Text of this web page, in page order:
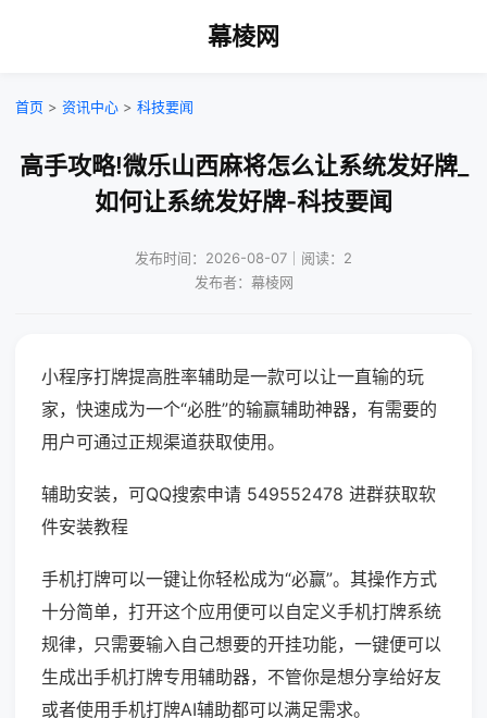
幕棱网
首页 > 资讯中心 > 科技要闻
高手攻略!微乐山西麻将怎么让系统发好牌_
如何让系统发好牌-科技要闻
发布时间：2026-08-07｜阅读：2
发布者：幕棱网
小程序打牌提高胜率辅助是一款可以让一直输的玩
家，快速成为一个“必胜”的输赢辅助神器，有需要的
用户可通过正规渠道获取使用。
辅助安装，可QQ搜索申请 549552478 进群获取软
件安装教程
手机打牌可以一键让你轻松成为“必赢”。其操作方式
十分简单，打开这个应用便可以自定义手机打牌系统
规律，只需要输入自己想要的开挂功能，一键便可以
生成出手机打牌专用辅助器，不管你是想分享给好友
或者使用手机打牌AI辅助都可以满足需求。